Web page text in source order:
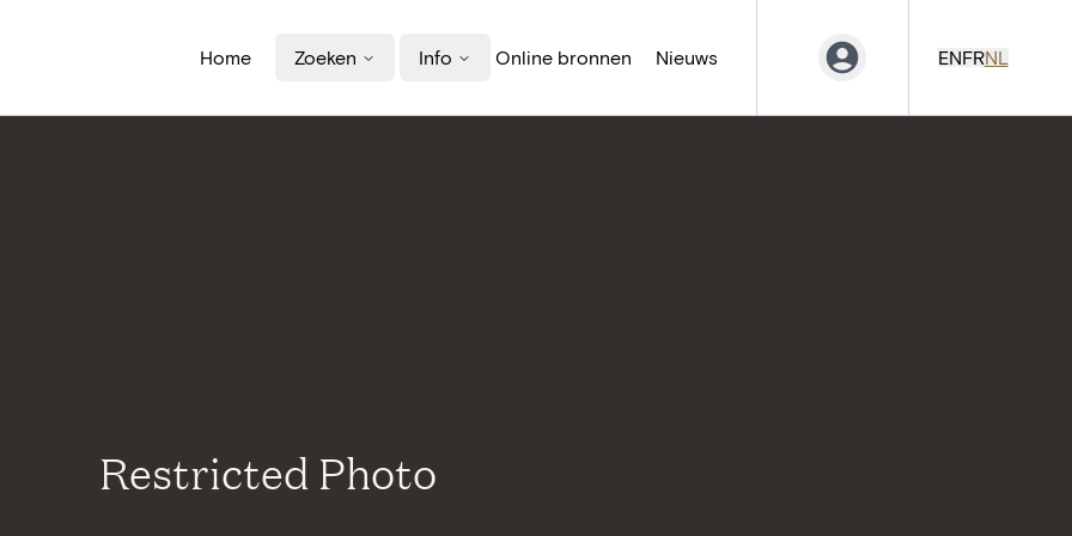
Home Zoeken Info Online bronnen Nieuws ENFRNL
Restricted Photo